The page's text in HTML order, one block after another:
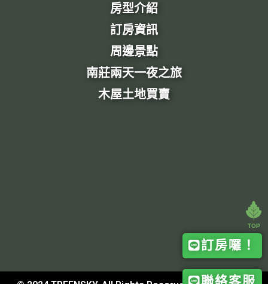
聯絡客服
訂房囉！
房型介紹
訂房資訊
周邊景點
南莊兩天一夜之旅
木屋土地買賣